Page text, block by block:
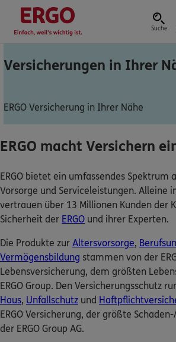
Suche
Schaden oder
Bequem online oder
Rechnung
Nicht sicher, was Sie
Versicherungen in Ihrer
ERGO Versicherung in Ihrer Nähe
ERGO macht Versichern
ERGO bietet ein umfassendes Spektrum
Vorsorge und Serviceleistungen. Alleine
vertrauen über 13 Millionen Kunden der
Sicherheit der ERGO und ihrer Experten.
Die Produkte zur Altersvorsorge,
Vermögensbildung stammen von der
Lebensversicherung, dem größten
ERGO Group. Den Versicherungsschutz
Haus, Unfallschutz und
ERGO Versicherung, der größte
der ERGO Group AG.